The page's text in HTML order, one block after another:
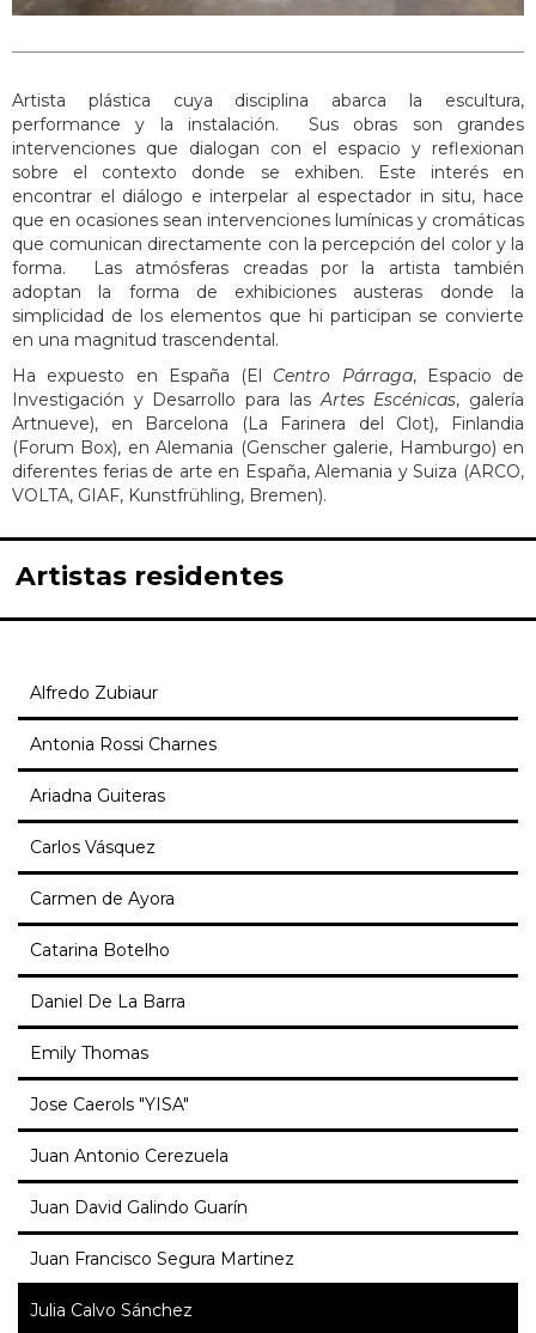
Artista plástica cuya disciplina abarca la escultura,
performance y la instalación. Sus obras son grandes
intervenciones que dialogan con el espacio y reflexionan
sobre el contexto donde se exhiben. Este interés en
encontrar el diálogo e interpelar al espectador in situ, hace
que en ocasiones sean intervenciones lumínicas y cromáticas
que comunican directamente con la percepción del color y la
forma. Las atmósferas creadas por la artista también
adoptan la forma de exhibiciones austeras donde la
simplicidad de los elementos que hi participan se convierte
en una magnitud trascendental.
Ha expuesto en España (El Centro Párraga, Espacio de
Investigación y Desarrollo para lasArtes Escénicas, galería
Artnueve), en Barcelona (La Farinera del Clot), Finlandia
(Forum Box), en Alemania (Genscher galerie, Hamburgo) en
diferentes ferias de arte en España, Alemania y Suiza (ARCO,
VOLTA, GIAF, Kunstfrühling, Bremen).
Artistas residentes
Alfredo Zubiaur
Antonia Rossi Charnes
Ariadna Guiteras
Carlos Vásquez
Carmen de Ayora
Catarina Botelho
Daniel De La Barra
Emily Thomas
Jose Caerols "YISA"
Juan Antonio Cerezuela
Juan David Galindo Guarín
Juan Francisco Segura Martinez
Julia Calvo Sánchez